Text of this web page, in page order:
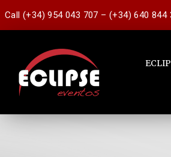
Call (+34) 954 043 707 – (+34) 640